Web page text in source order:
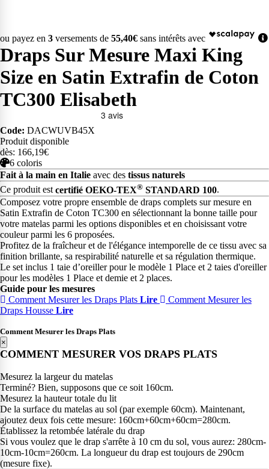
ou payez en 3 versements de 55,40€ sans intérêts avec
Draps Sur Mesure Maxi King
Size en Satin Extrafin de Coton
TC300 Elisabeth
Code: DACWUVB45X
Produit disponible
dès: 166,19€
6 coloris
Fait à la main en Italie avec des tissus naturels
Ce produit estcertifié OEKO-TEX® STANDARD 100.
Composez votre propre ensemble de draps complets sur mesure en
Satin Extrafin de Coton TC300 en sélectionnant la bonne taille pour
votre matelas parmi les options disponibles et en choisissant votre
couleur parmi les 6 proposées.
Profitez de la fraîcheur et de l'élégance intemporelle de ce tissu avec sa
finition brillante, sa respirabilité naturelle et sa régulation thermique.
Le set inclus 1 taie d’oreiller pour le modèle 1 Place et 2 taies d'oreiller
pour les modèles 1 Place et demie et 2 places.
Guide pour les mesures
Comment Mesurer les Draps Plats Lire
Comment Mesurer les
Draps Housse Lire
Comment Mesurer les Draps Plats
×
COMMENT MESURER VOS DRAPS PLATS
Mesurez la largeur du matelas
Terminé? Bien, supposons que ce soit 160cm.
Mesurez la hauteur totale du lit
De la surface du matelas au sol (par exemple 60cm). Maintenant,
ajoutez deux fois cette mesure: 160cm+60cm+60cm=280cm.
Établissez la retombée latérale du drap
Si vous voulez que le drap s'arrête à 10 cm du sol, vous aurez: 280cm-
10cm-10cm=260cm. La longueur du drap est toujours de 290cm
(mesure fixe).